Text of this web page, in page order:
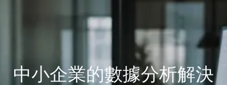
中小企業的數據分析解決